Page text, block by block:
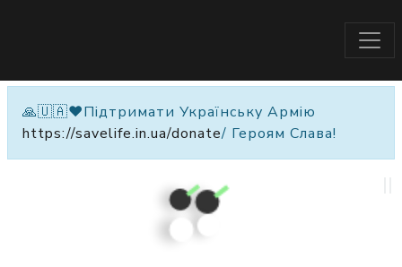
🙏🇺🇦❤️Підтримати Українську Армію
https://savelife.in.ua/donate/ Героям Слава!